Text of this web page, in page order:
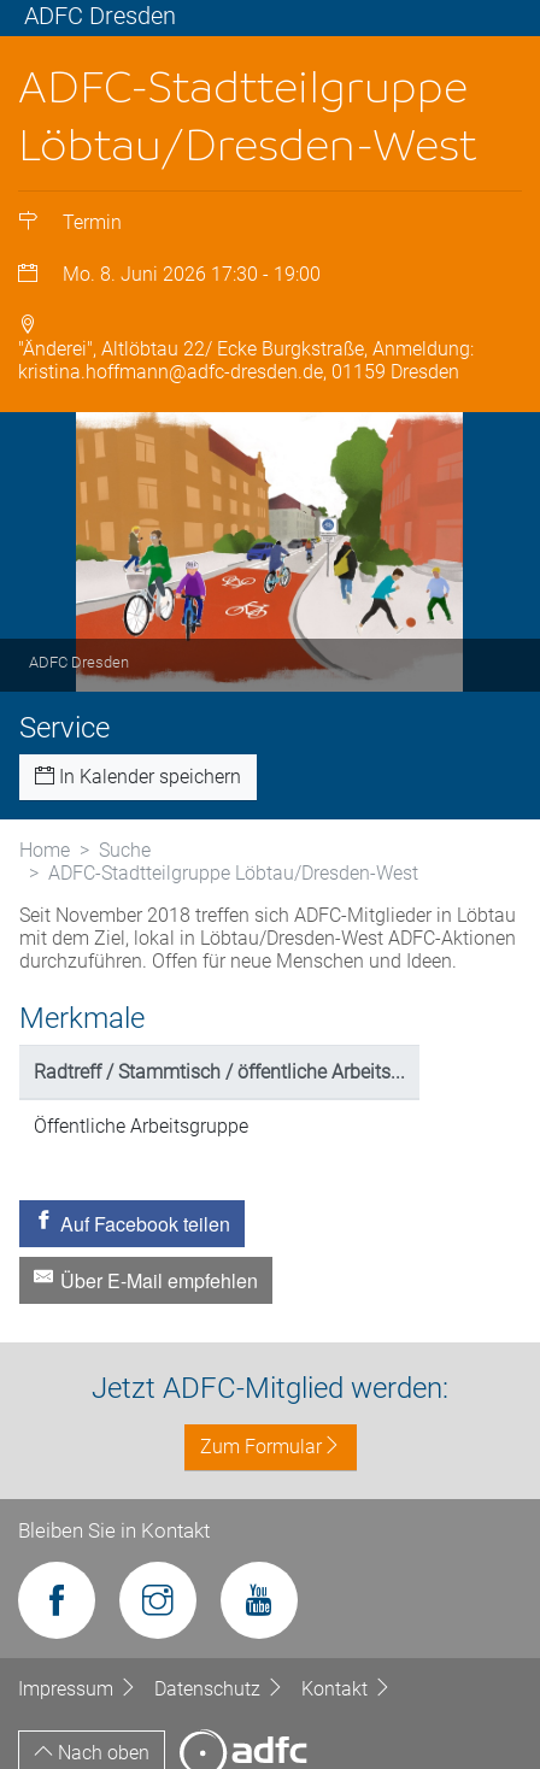
ADFC Dresden
ADFC-Stadtteilgruppe
Löbtau/Dresden-West
Termin
Mo. 8. Juni 2026 17:30 - 19:00
"Änderei", Altlöbtau 22/ Ecke Burgkstraße, Anmeldung:
kristina.hoffmann@adfc-dresden.de, 01159 Dresden
ADFC Dresden
Service
In Kalender speichern
Home
Suche
ADFC-Stadtteilgruppe Löbtau/Dresden-West
Seit November 2018 treffen sich ADFC-Mitglieder in Löbtau
mit dem Ziel, lokal in Löbtau/Dresden-West ADFC-Aktionen
durchzuführen. Offen für neue Menschen und Ideen.
Merkmale
Radtreff / Stammtisch / öffentliche Arbeits...
Öffentliche Arbeitsgruppe
Auf Facebook teilen
Über E-Mail empfehlen
Jetzt ADFC-Mitglied werden:
Zum Formular
Bleiben Sie in Kontakt
Impressum Datenschutz Kontakt
Nach oben